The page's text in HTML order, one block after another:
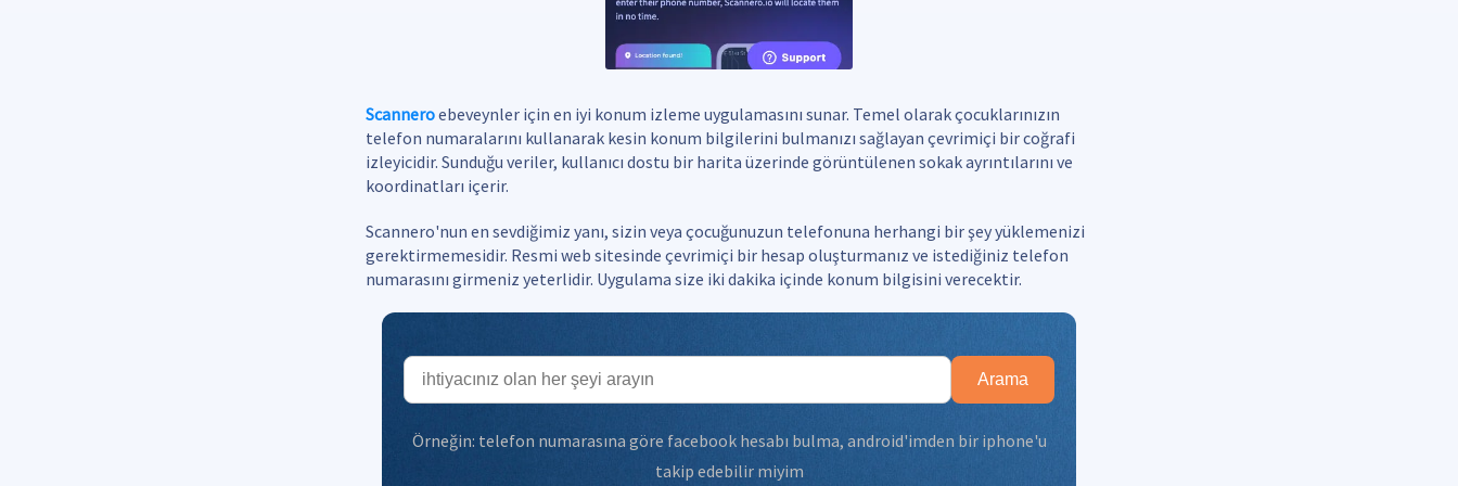
Scanneroebeveynler için en iyi konum izleme uygulamasını sunar. Temel olarak çocuklarınızın
telefon numaralarını kullanarak kesin konum bilgilerini bulmanızı sağlayan çevrimiçi bir coğrafi
izleyicidir. Sunduğu veriler, kullanıcı dostu bir harita üzerinde görüntülenen sokak ayrıntılarını ve
koordinatları içerir.
Scannero'nun en sevdiğimiz yanı, sizin veya çocuğunuzun telefonuna herhangi bir şey yüklemenizi
gerektirmemesidir. Resmi web sitesinde çevrimiçi bir hesap oluşturmanız ve istediğiniz telefon
numarasını girmeniz yeterlidir. Uygulama size iki dakika içinde konum bilgisini verecektir.
Arama
Örneğin: telefon numarasına göre facebook hesabı bulma, android'imden bir iphone'u
takip edebilir miyim